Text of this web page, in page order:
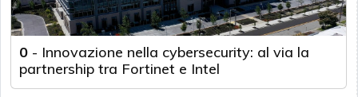
0 - Innovazione nella cybersecurity: al via la
partnership tra Fortinet e Intel